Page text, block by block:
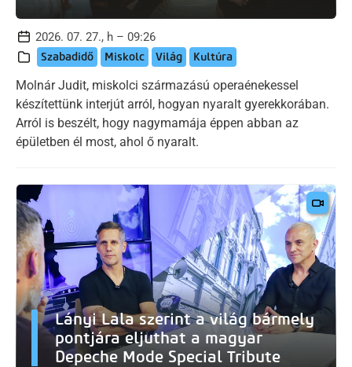
2026. 07. 27., h – 09:26
Szabadidő Miskolc Világ Kultúra
Molnár Judit, miskolci származású operaénekessel
készítettünk interjút arról, hogyan nyaralt gyerekkorában.
Arról is beszélt, hogy nagymamája éppen abban az
épületben él most, ahol ő nyaralt.
Lányi Lala szerint a világ bármely
pontjára eljuthat a magyar
Depeche Mode Special Tribute